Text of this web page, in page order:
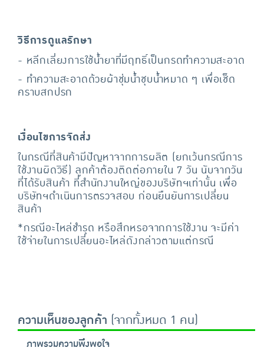
วิธีการดูแลรักษา
- หลีกเลี่ยงการใช้น้ำยาที่มีฤทธิ์เป็นกรดทำความสะอาด
- ทำความสะอาดด้วยผ้าชุ่มน้ำชุบน้ำหมาด ๆ เพื่อเช็ด
คราบสกปรก
เงื่อนไขการจัดส่ง
ในกรณีที่สินค้ามีปัญหาจากการผลิต (ยกเว้นกรณีการ
ใช้งานผิดวิธี) ลูกค้าต้องติดต่อภายใน 7 วัน นับจากวัน
ที่ได้รับสินค้า ที่สำนักงานใหญ่ของบริษัทฯเท่านั้น เพื่อ
บริษัทฯดำเนินการตรวจสอบ ก่อนยืนยันการเปลี่ยน
สินค้า
*กรณีอะไหล่ชำรุด หรือสึกหรอจากการใช้งาน จะมีค่า
ใช้จ่ายในการเปลี่ยนอะไหล่ดังกล่าวตามแต่กรณี
ความเห็นของลูกค้า (จากทั้งหมด 1 คน)
ภาพรวมความพึงพอใจ